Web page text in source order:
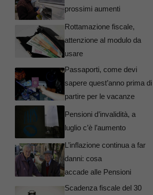
prossimi aumenti
Rottamazione fiscale,
attenzione al modulo da
usare
Passaporti, come devi
sapere quest’anno prima di
partire per le vacanze
Pensioni d’invalidità, a
luglio c’è l’aumento
L’inflazione continua a far
danni: cosa
accade alle Pensioni
Scadenza fiscale del 30